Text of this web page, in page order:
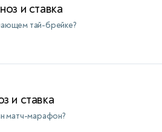
и ставка
тай-брейке?
и ставка
матч-марафон?